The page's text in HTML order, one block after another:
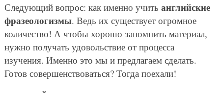
Следующий вопрос: как именно учить английские
фразеологизмы. Ведь их существует огромное
количество! А чтобы хорошо запомнить материал,
нужно получать удовольствие от процесса
изучения. Именно это мы и предлагаем сделать.
Готов совершенствоваться? Тогда поехали!